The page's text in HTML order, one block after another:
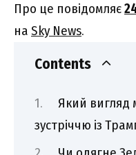
Про це повідомляє
на Sky News.
Contents
Який вигляд
зустріччю із